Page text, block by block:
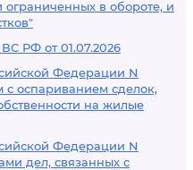
ограниченных в обороте, и
РФ от 01.07.2026
Федерации N
с оспариванием сделок,
на жилые
Федерации N
дел, связанных с